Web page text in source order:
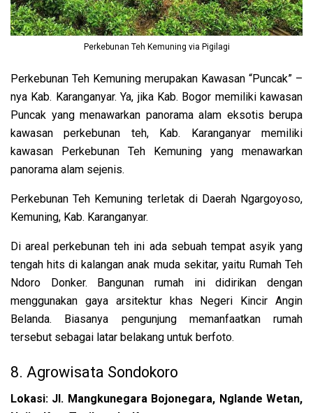
Perkebunan Teh Kemuning via Pigilagi
Perkebunan Teh Kemuning merupakan Kawasan “Puncak” –
nya Kab. Karanganyar. Ya, jika Kab. Bogor memiliki kawasan
Puncak yang menawarkan panorama alam eksotis berupa
kawasan perkebunan teh, Kab. Karanganyar memiliki
kawasan Perkebunan Teh Kemuning yang menawarkan
panorama alam sejenis.
Perkebunan Teh Kemuning terletak di Daerah Ngargoyoso,
Kemuning, Kab. Karanganyar.
Di areal perkebunan teh ini ada sebuah tempat asyik yang
tengah hits di kalangan anak muda sekitar, yaitu Rumah Teh
Ndoro Donker. Bangunan rumah ini didirikan dengan
menggunakan gaya arsitektur khas Negeri Kincir Angin
Belanda. Biasanya pengunjung memanfaatkan rumah
tersebut sebagai latar belakang untuk berfoto.
8. Agrowisata Sondokoro
Lokasi: Jl. Mangkunegara Bojonegara, Nglande Wetan,